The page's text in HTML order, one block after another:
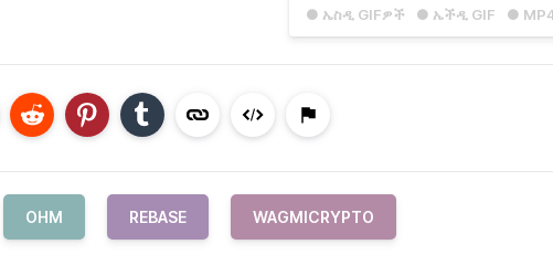
● ኤስዲ GIFዎች ● ኤችዲ GIF ●
OHM REBASE WAGMICRYPTO